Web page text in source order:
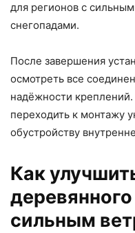
для регионов с
снегопадами.
После завершения
осмотреть все
надёжности
переходить к монтажу
обустройству
Как
сильным